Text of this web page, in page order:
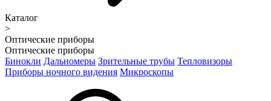
Каталог
>
Оптические приборы
Оптические приборы
Бинокли Дальномеры Зрительные трубы Тепловизоры
Приборы ночного видения Микроскопы